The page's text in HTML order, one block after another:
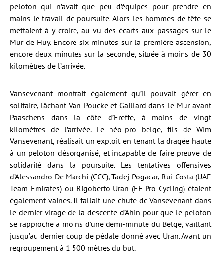
peloton qui n’avait que peu d’équipes pour prendre en
mains le travail de poursuite. Alors les hommes de tête se
mettaient à y croire, au vu des écarts aux passages sur le
Mur de Huy. Encore six minutes sur la première ascension,
encore deux minutes sur la seconde, située à moins de 30
kilomètres de l’arrivée.
Vansevenant montrait également qu’il pouvait gérer en
solitaire, lâchant Van Poucke et Gaillard dans le Mur avant
Paaschens dans la côte d’Ereffe, à moins de vingt
kilomètres de l’arrivée. Le néo-pro belge, fils de Wim
Vansevenant, réalisait un exploit en tenant la dragée haute
à un peloton désorganisé, et incapable de faire preuve de
solidarité dans la poursuite. Les tentatives offensives
d’Alessandro De Marchi (CCC), Tadej Pogacar, Rui Costa (UAE
Team Emirates) ou Rigoberto Uran (EF Pro Cycling) étaient
également vaines. Il fallait une chute de Vansevenant dans
le dernier virage de la descente d’Ahin pour que le peloton
se rapproche à moins d’une demi-minute du Belge, vaillant
jusqu’au dernier coup de pédale donné avec Uran. Avant un
regroupement à 1 500 mètres du but.